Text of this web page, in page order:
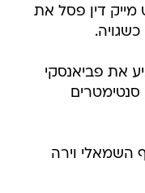
דין פסל את
את פביאנסקי
השמאלי וירה